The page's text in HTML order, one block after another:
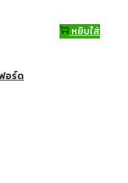
หยิบใส่
อร์ด